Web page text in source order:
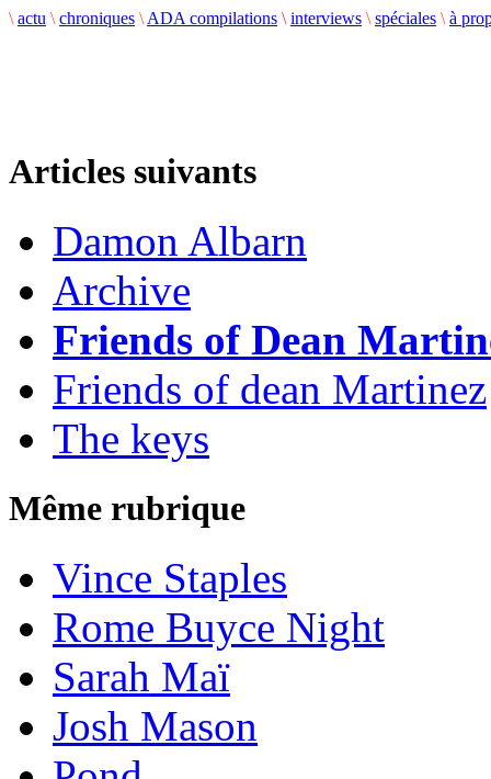
\ actu \ chroniques \ ADA compilations \ interviews \ spéciales \ à
Articles suivants
Damon Albarn
Archive
Friends of Dean
Friends of dean Martinez
The keys
Même rubrique
Vince Staples
Rome Buyce Night
Sarah Maï
Josh Mason